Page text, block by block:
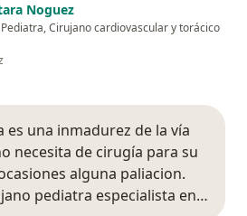
Noguez
Cirujano cardiovascular y torácico
es una inmadurez de la vía
necesita de cirugía para su
alguna paliacion.
pediatra especialista en…